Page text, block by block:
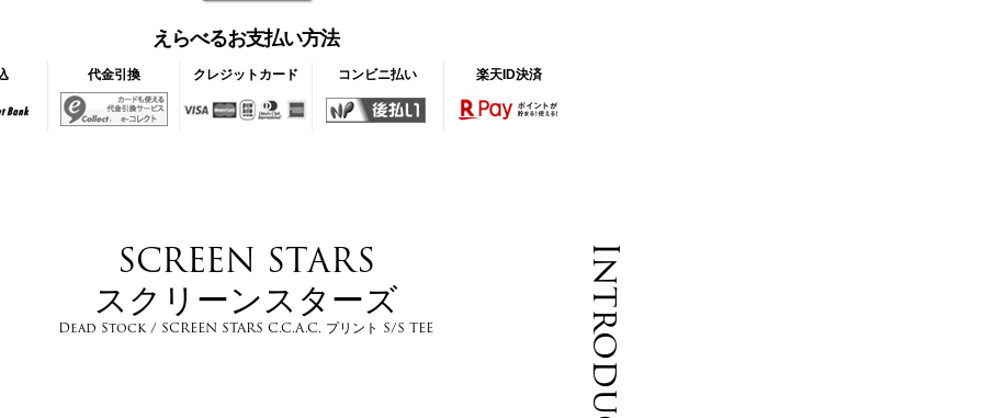
えらべるお支払い方法
代金引換 クレジットカード コンビニ払い 楽天ID決済
SCREEN STARS
スクリーンスターズ
Dead Stock / SCREEN STARS C.C.A.C. プリント S/S TEE